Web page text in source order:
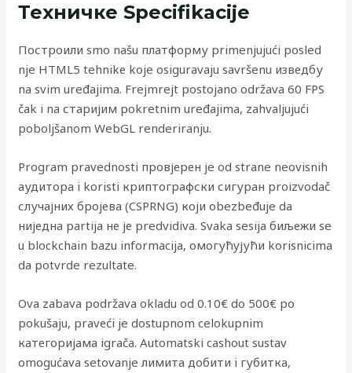
Техничке Specifikacije
Построили smo našu платформу primenjujući posled
nje HTML5 tehnikе koje osiguravaju savršenu изведбу
na svim uređajima. Frejmrejt postojano održava 60 FPS
čak i na старијим pokretnim uređajima, zahvaljujući
poboljšanom WebGL renderiranju.
Program pravednosti провјерен je od strane neovisnih
аудитора i koristi криптографски сигуран proizvodač
случајних бројева (CSPRNG) који obezbeđuje da
ниједна partija не је predvidiva. Svaka sesija биљежи se
u blockchain bazu informacija, омогућујући korisnicima
da potvrde rezultate.
Ova zabava podržava okladu od 0.10€ do 500€ po
pokušaju, pravеći je dostupnom celokupnim
категоријама igrača. Automatski cashout sustav
omogućava setovanje лимита добити i губитка,